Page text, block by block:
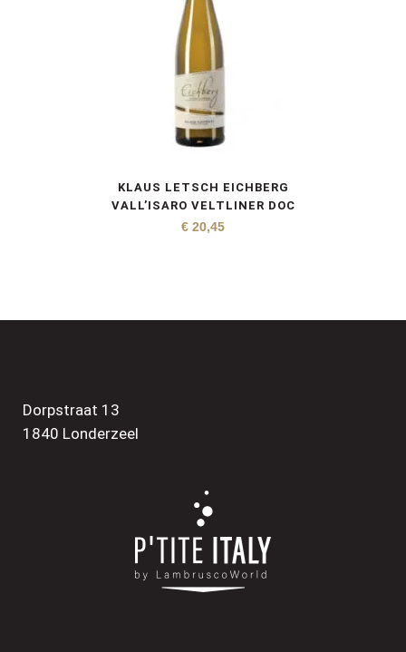
KLAUS LETSCH EICHBERG
VALL’ISARO VELTLINER DOC
€ 20,45
Dorpstraat 13
1840 Londerzeel